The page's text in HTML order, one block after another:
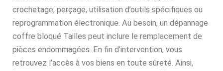
crochetage, perçage, utilisation d’outils spécifiques ou
reprogrammation électronique. Au besoin, un dépannage
coffre bloqué Tailles peut inclure le remplacement de
pièces endommagées. En fin d’intervention, vous
retrouvez l’accès à vos biens en toute sûreté. Ainsi,